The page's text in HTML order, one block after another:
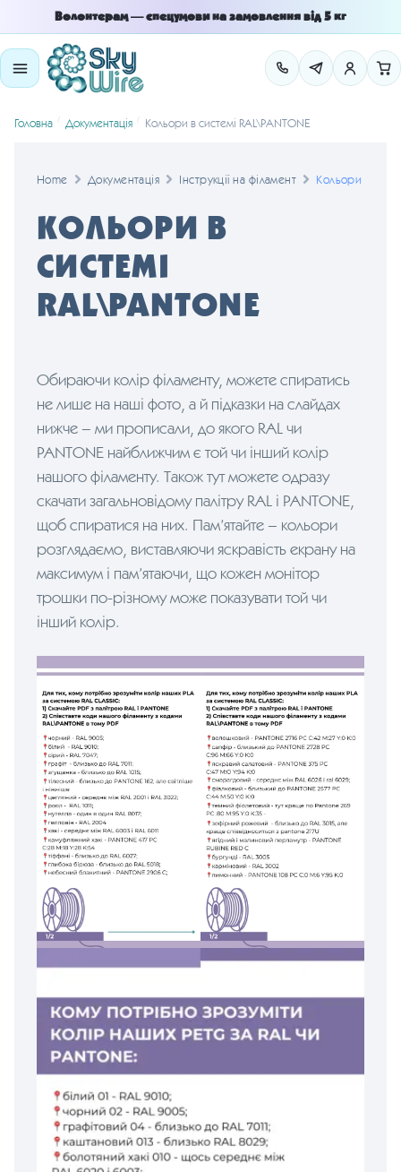
to
navigation
to
content
Волонтерам — спецумови на замовлення від 5 кг
Головна / Документація / Кольори в системі RAL\PANTONE
Home Документація Інструкції на філамент Кольори в
КОЛЬОРИ В
СИСТЕМІ
RAL\PANTONE
Обираючи колір філаменту, можете спиратись
не лише на наші фото, а й підказки на слайдах
нижче – ми прописали, до якого RAL чи
PANTONE найближчим є той чи інший колір
нашого філаменту. Також тут можете одразу
скачати загальновідому палітру RAL i PANTONE
щоб спиратися на них. Пам’ятайте – кольори
розглядаємо, виставляючи яскравість екрану на
максимум і пам’ятаючи, що кожен монітор
трошки по-різному може показувати той чи
інший колір.